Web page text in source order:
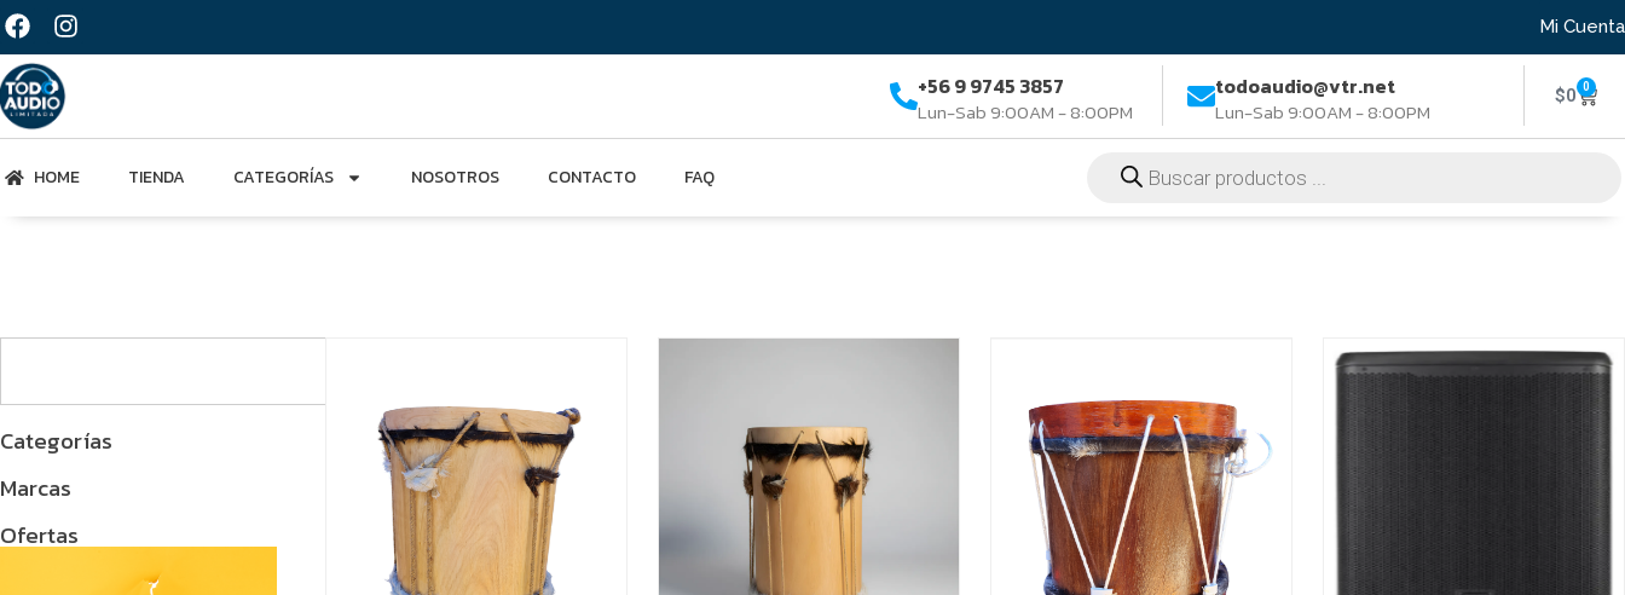
Mi Cuenta
+56 9 9745 3857
Lun-Sab 9:00AM - 8:00PM
todoaudio@vtr.net
Lun-Sab 9:00AM - 8:00PM
$0 0
HOME TIENDA CATEGORÍAS NOSOTROS CONTACTO FAQ
Categorías
Marcas
Ofertas